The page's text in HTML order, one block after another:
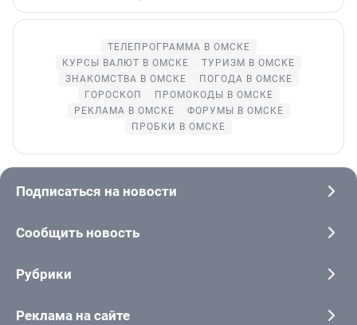
ТЕЛЕПРОГРАММА В ОМСКЕ
КУРСЫ ВАЛЮТ В ОМСКЕ
ТУРИЗМ В ОМСКЕ
ЗНАКОМСТВА В ОМСКЕ
ПОГОДА В ОМСКЕ
ГОРОСКОП
ПРОМОКОДЫ В ОМСКЕ
РЕКЛАМА В ОМСКЕ
ФОРУМЫ В ОМСКЕ
ПРОБКИ В ОМСКЕ
Подписаться на новости
Сообщить новость
Рубрики
Реклама на сайте